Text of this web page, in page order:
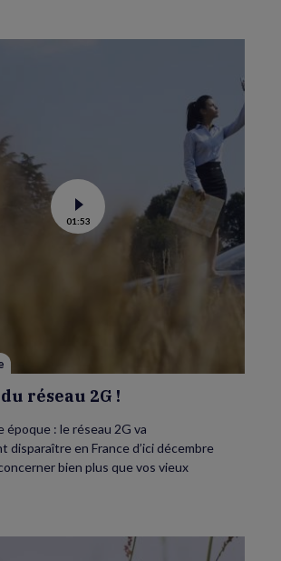
Voir
la
vidéo
01:53
réseau 2G !
époque : le réseau 2G va
disparaître en France d’ici décembre
bien plus que vos vieux